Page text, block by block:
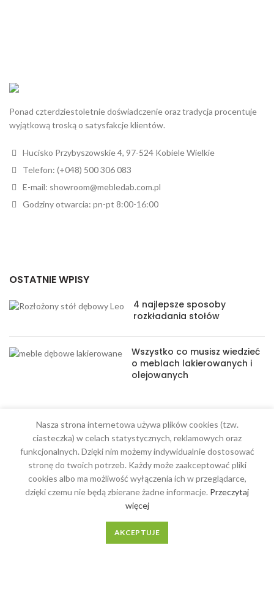
Ponad czterdziestoletnie doświadczenie oraz tradycja procentuje
wyjątkową troską o satysfakcje klientów.
Hucisko Przybyszowskie 4, 97-524 Kobiele Wielkie
Telefon: (+048) 500 306 083
E-mail: showroom@mebledab.com.pl
Godziny otwarcia: pn-pt 8:00-16:00
OSTATNIE WPISY
4 najlepsze sposoby
rozkładania stołów
Wszystko co musisz wiedzieć
o meblach lakierowanych i
olejowanych
MENU
Meble na wymiar
O Nas
Nasza strona internetowa używa plików cookies (tzw.
ciasteczka) w celach statystycznych, reklamowych oraz
funkcjonalnych. Dzięki nim możemy indywidualnie dostosować
stronę do twoich potrzeb. Każdy może zaakceptować pliki
cookies albo ma możliwość wyłączenia ich w przeglądarce,
dzięki czemu nie będą zbierane żadne informacje. Przeczytaj
więcej
AKCEPTUJE